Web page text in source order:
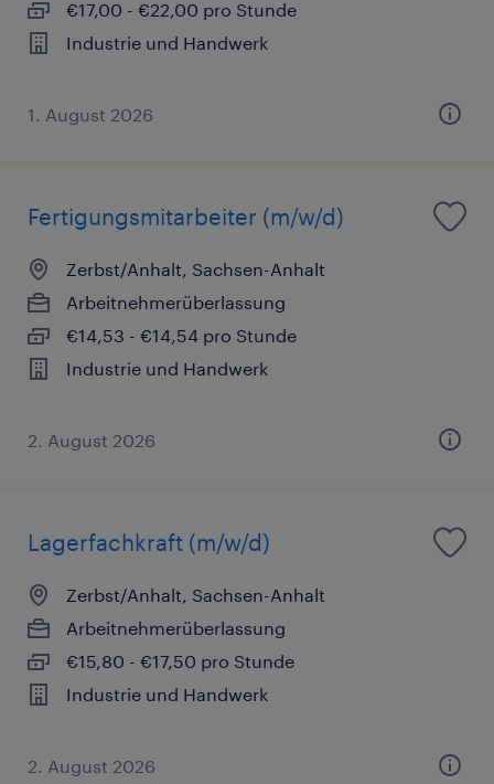
€17,00 - €22,00 pro Stunde
Industrie und Handwerk
1. August 2026
Fertigungsmitarbeiter (m/w/d)
Zerbst/Anhalt, Sachsen-Anhalt
Arbeitnehmerüberlassung
€14,53 - €14,54 pro Stunde
Industrie und Handwerk
2. August 2026
Lagerfachkraft (m/w/d)
Zerbst/Anhalt, Sachsen-Anhalt
Arbeitnehmerüberlassung
€15,80 - €17,50 pro Stunde
Industrie und Handwerk
2. August 2026